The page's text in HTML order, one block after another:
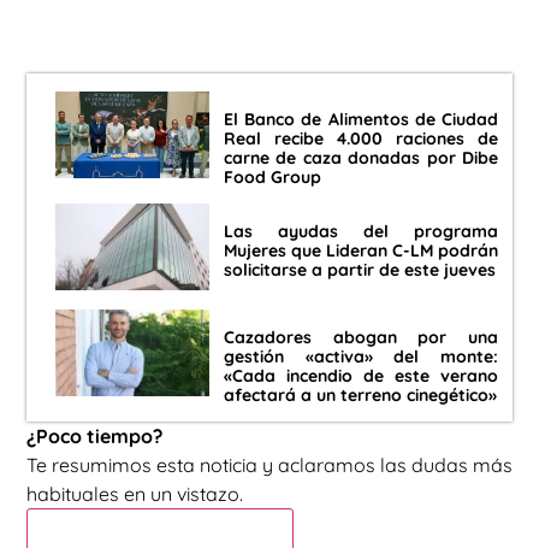
El Banco de Alimentos de Ciudad
Real recibe 4.000 raciones de
carne de caza donadas por Dibe
Food Group
Las ayudas del programa
Mujeres que Lideran C-LM podrán
solicitarse a partir de este jueves
Cazadores abogan por una
gestión «activa» del monte:
«Cada incendio de este verano
afectará a un terreno cinegético»
¿Poco tiempo?
Te resumimos esta noticia y aclaramos las dudas más
habituales en un vistazo.